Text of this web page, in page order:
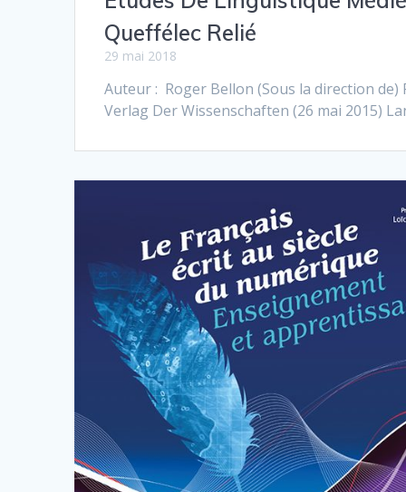
Queffélec Relié
29 mai 2018
Auteur : Roger Bellon (Sous la direction
Verlag Der Wissenschaften (26 mai 2015)